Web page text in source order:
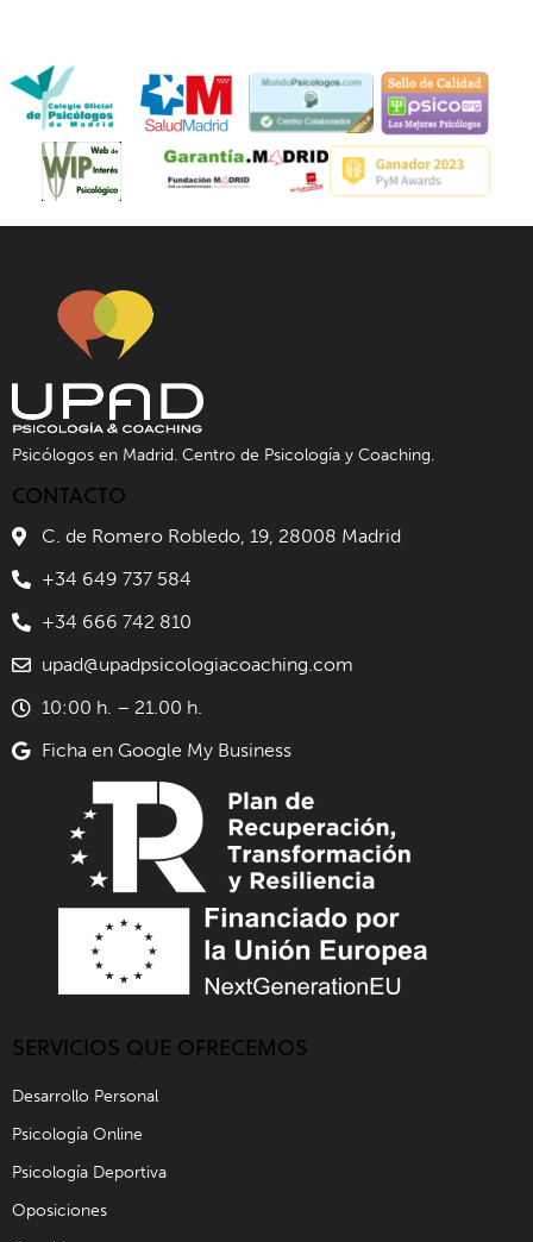
Psicólogos en Madrid. Centro de Psicología y Coaching.
CONTACTO
C. de Romero Robledo, 19, 28008 Madrid
+34 649 737 584
+34 666 742 810
upad@upadpsicologiacoaching.com
10:00 h. – 21.00 h.
Ficha en Google My Business
SERVICIOS QUE OFRECEMOS
Desarrollo Personal
Psicología Online
Psicología Deportiva
Oposiciones